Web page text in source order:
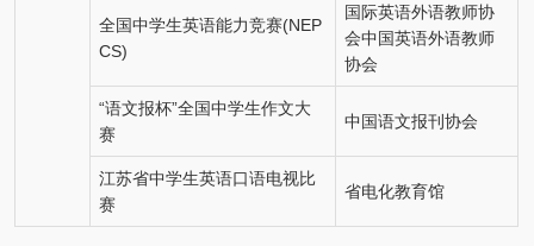
全国中学生英语能力竞赛(NEP
CS)
国际英语外语教师协
会中国英语外语教师
协会
“语文报杯”全国中学生作文大
赛
中国语文报刊协会
江苏省中学生英语口语电视比
赛
省电化教育馆